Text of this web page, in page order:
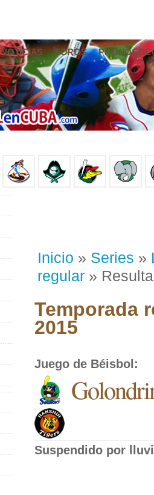
NOTICIAS FOROS
Inicio » Series »
regular »
Temporada
2015
Juego de Béisbol :
Suspendido por